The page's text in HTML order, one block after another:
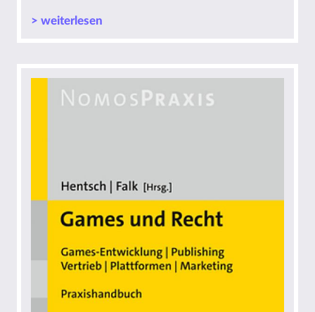
> weiterlesen